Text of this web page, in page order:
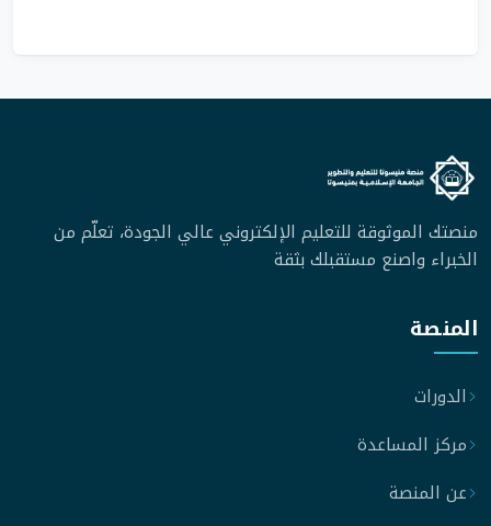
منصتك الموثوقة للتعليم الإلكتروني عالي الجودة، تعلّم من
الخبراء واصنع مستقبلك بثقة
المنصة
الدورات
مركز المساعدة
عن المنصة